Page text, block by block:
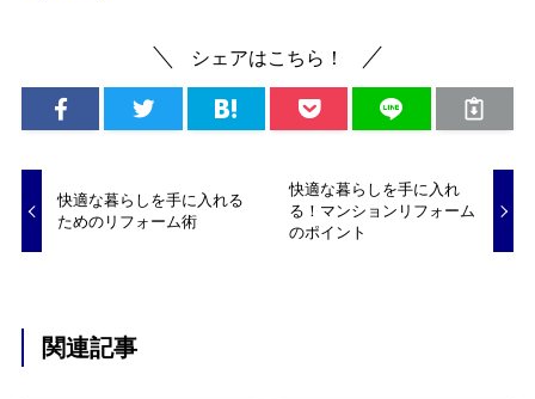
シェアはこちら！
快適な暮らしを手に入れる
ためのリフォーム術
快適な暮らしを手に入れ
る！マンションリフォーム
のポイント
関連記事